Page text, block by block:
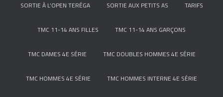
SORTIE À L’OPEN TERÉGA SORTIE AUX PETITS AS TARIFS
TMC 11-14 ANS FILLES TMC 11-14 ANS GARÇONS
TMC DAMES 4E SÉRIE TMC DOUBLES HOMMES 4E SÉRIE
TMC HOMMES 4E SÉRIE TMC HOMMES INTERNE 4E SÉRIE